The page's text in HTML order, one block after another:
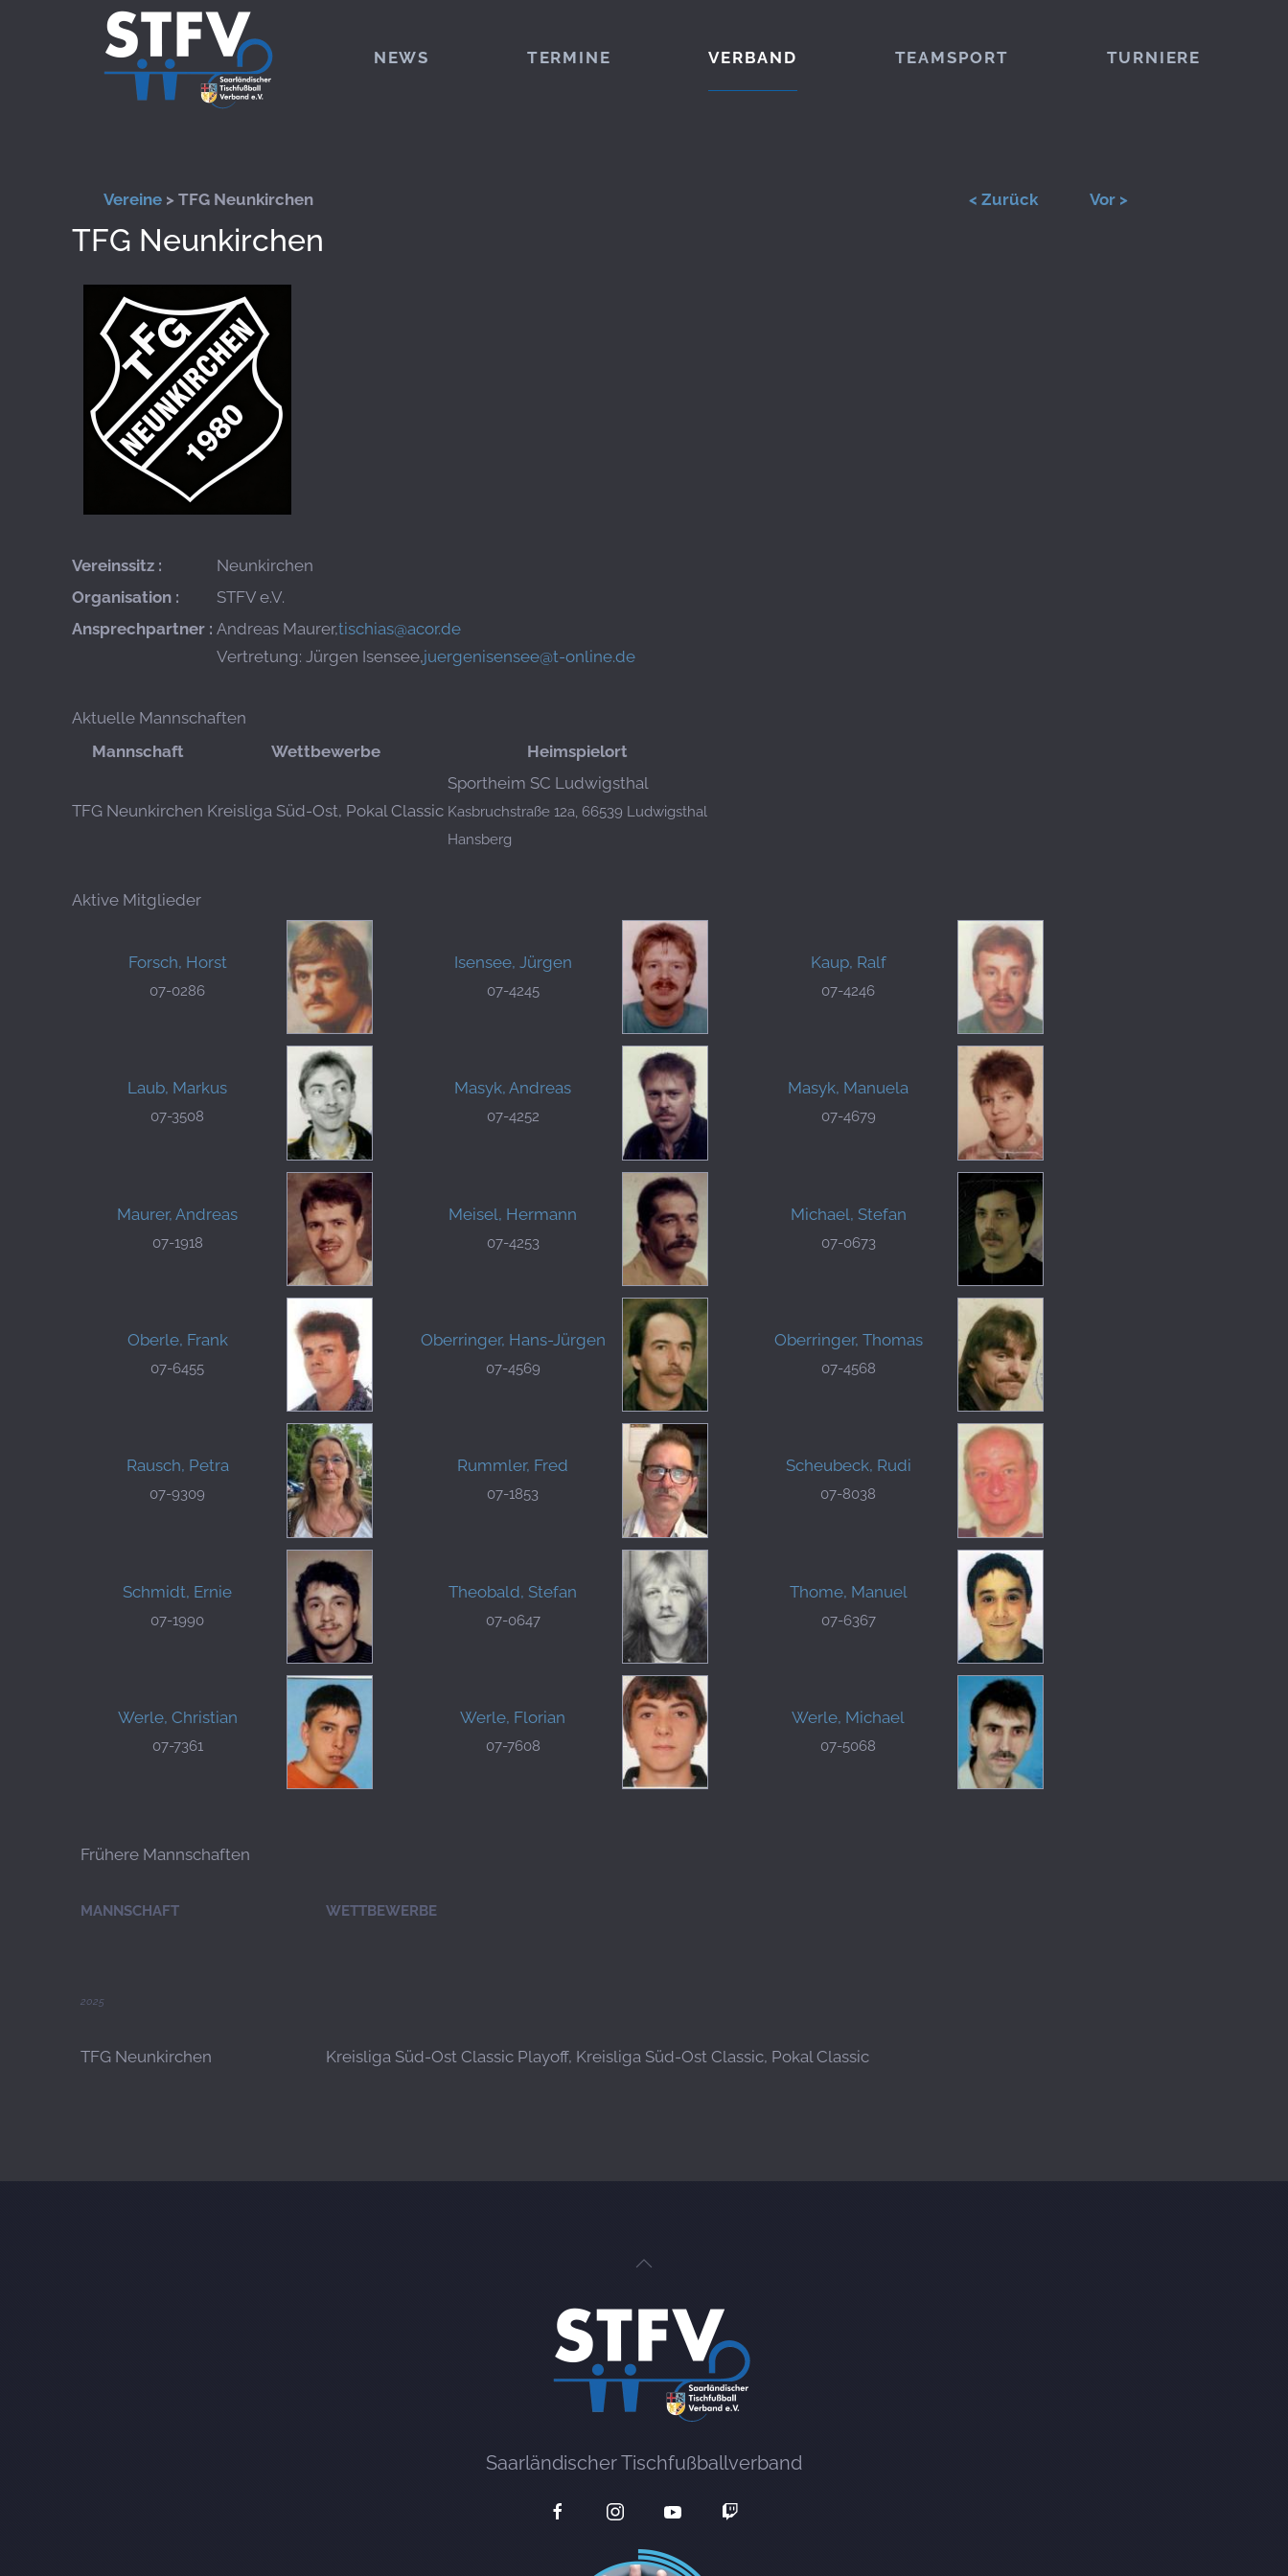
Zum Hauptinhalt springen
NEWS TERMINE VERBAND TEAMSPORT TURNIERE
Vereine > TFG Neunkirchen < Zurück Vor >
TFG Neunkirchen
Vereinssitz :
Neunkirchen
Organisation :
STFV e.V.
Ansprechpartner : Andreas Maurer,tischias@acor.de
Vertretung: Jürgen Isensee,juergenisensee@t-online.de
Aktuelle Mannschaften
Mannschaft
Wettbewerbe Heimspielort
TFG Neunkirchen Kreisliga Süd-Ost, Pokal Classic
Sportheim SC Ludwigsthal
Kasbruchstraße 12a, 66539 Ludwigsthal
Hansberg
Aktive Mitglieder
Forsch, Horst
07-0286
Isensee, Jürgen
07-4245
Kaup, Ralf
07-4246
Laub, Markus
07-3508
Masyk, Andreas
07-4252
Masyk, Manuela
07-4679
Maurer, Andreas
07-1918
Meisel, Hermann
07-4253
Michael, Stefan
07-0673
Oberle, Frank
07-6455
Oberringer, Hans-Jürgen
07-4569
Oberringer, Thomas
07-4568
Rausch, Petra
07-9309
Rummler, Fred
07-1853
Scheubeck, Rudi
07-8038
Schmidt, Ernie
07-1990
Theobald, Stefan
07-0647
Thome, Manuel
07-6367
Werle, Christian
07-7361
Werle, Florian
07-7608
Werle, Michael
07-5068
Frühere Mannschaften
MANNSCHAFT WETTBEWERBE
2025
TFG Neunkirchen Kreisliga Süd-Ost Classic Playoff, Kreisliga Süd-Ost Classic, Pokal Classic
Saarländischer Tischfußballverband